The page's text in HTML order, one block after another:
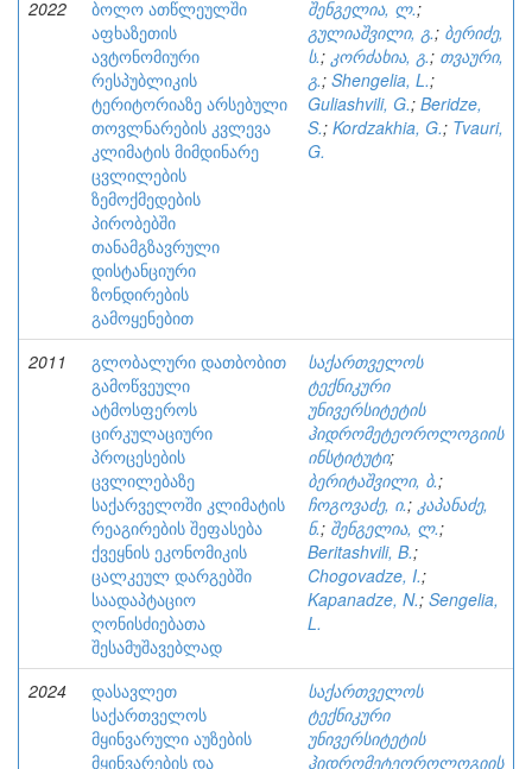
2022
ბოლო ათწლეულში
აფხაზეთის
ავტონომიური
რესპუბლიკის
ტერიტორიაზე არსებული
თოვლნარების კვლევა
კლიმატის მიმდინარე
ცვლილების
ზემოქმედების
პირობებში
თანამგზავრული
დისტანციური
ზონდირების
გამოყენებით
შენგელია, ლ.;
გულიაშვილი, გ.; ბერიძე,
ს.; კორძახია, გ.; თვაური,
გ.; Shengelia, L.;
Guliashvili, G.; Beridze,
S.; Kordzakhia, G.; Tvauri,
G.
2011
გლობალური დათბობით
გამოწვეული
ატმოსფეროს
ცირკულაციური
პროცესების
ცვლილებაზე
საქარველოში კლიმატის
რეაგირების შეფასება
ქვეყნის ეკონომიკის
ცალკეულ დარგებში
საადაპტაციო
ღონისძიებათა
შესამუშავებლად
საქართველოს
ტექნიკური
უნივერსიტეტის
ჰიდრომეტეოროლოგიის
ინსტიტუტი;
ბერიტაშვილი, ბ.;
ჩოგოვაძე, ი.; კაპანაძე,
ნ.; შენგელია, ლ.;
Beritashvili, B.;
Chogovadze, I.;
Kapanadze, N.; Sengelia,
L.
2024
დასავლეთ
საქართველოს
მყინვარული აუზების
მყინვარების და
საქართველოს
ტექნიკური
უნივერსიტეტის
ჰიდრომეტეოროლოგიის